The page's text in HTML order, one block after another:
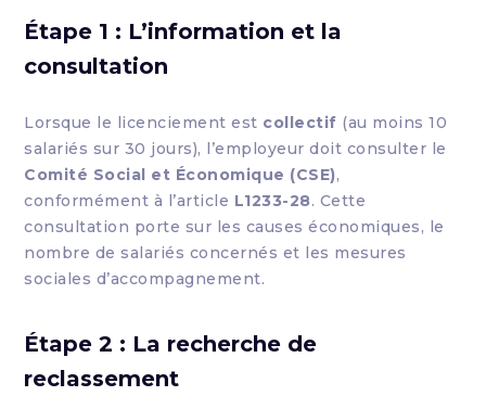
Étape 1 : L’information et la
consultation
Lorsque le licenciement est collectif (au moins 10
salariés sur 30 jours), l’employeur doit consulter le
Comité Social et Économique (CSE),
conformément à l’article L1233-28. Cette
consultation porte sur les causes économiques, le
nombre de salariés concernés et les mesures
sociales d’accompagnement.
Étape 2 : La recherche de
reclassement